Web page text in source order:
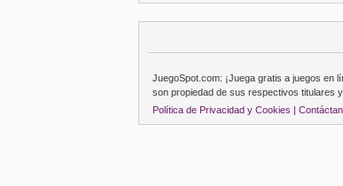
JuegoSpot.com: ¡Juega gratis a juegos en
son propiedad de sus respectivos titulares y
Política de Privacidad y Cookies |